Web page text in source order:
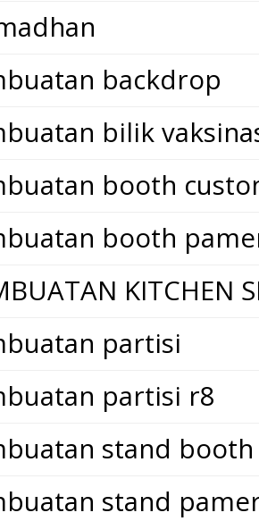
backdrop
bilik
booth
booth
KITCHEN
partisi
partisi r8
stand booth
stand